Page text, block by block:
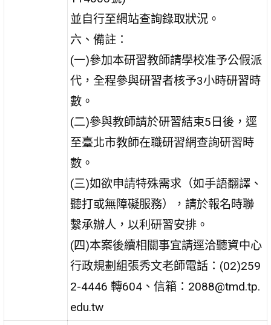
並自行至網站查詢錄取狀況。
六、備註：
(一)參加本研習教師請學校准予公假派
代，全程參與研習者核予3小時研習時
數。
(二)參與教師請於研習結束5日後，逕
至臺北市教師在職研習網查詢研習時
數。
(三)如欲申請特殊需求（如手語翻譯、
聽打或無障礙服務），請於報名時聯
繫承辦人，以利研習安排。
(四)本案後續相關事宜請逕洽聽資中心
行政規劃組張秀文老師電話：(02)259
2-4446 轉604、信箱：2088@tmd.tp.
edu.tw